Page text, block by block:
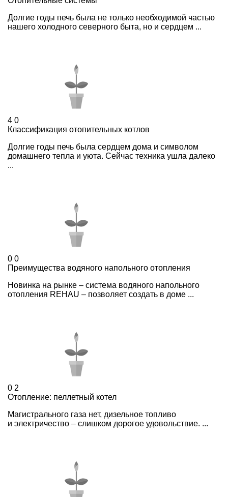
Долгие годы печь была не только необходимой частью
нашего холодного северного быта, но и сердцем ...
4 0
Классификация отопительных котлов
Долгие годы печь была сердцем дома и символом
домашнего тепла и уюта. Сейчас техника ушла далеко
...
0 0
Преимущества водяного напольного отопления
Новинка на рынке – система водяного напольного
отопления REHAU – позволяет создать в доме ...
0 2
Отопление: пеллетный котел
Магистрального газа нет, дизельное топливо
и электричество – слишком дорогое удовольствие. ...